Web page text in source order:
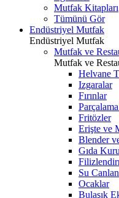
Mutfak Kitapları
Tümünü Gör
Endüstriyel Mutfak
Endüstriyel Mutfak
Mutfak ve
Mutfak ve
Helvane
Izgaralar
Fırınlar
Fritözler
Erişte ve
Blender
Gıda
Su
Ocaklar
Bulaşık